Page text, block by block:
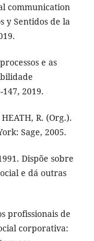
communication
y Sentidos de la
e as
2019.
R. (Org.).
Sage, 2005.
Dispõe sobre
e dá outras
profissionais de
corporativa: